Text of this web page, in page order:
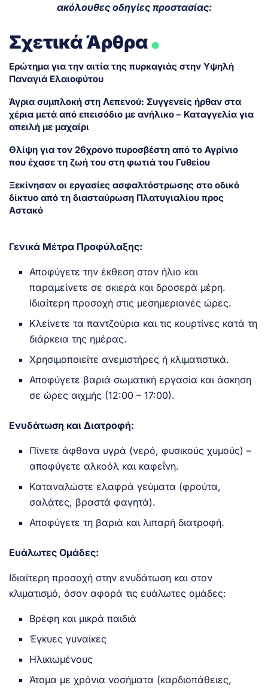
ακόλουθες οδηγίες προστασίας:
Σχετικά Άρθρα.
Ερώτημα για την αιτία της πυρκαγιάς στην Υψηλή
Παναγιά Ελαιοφύτου
Άγρια συμπλοκή στη Λεπενού: Συγγενείς ήρθαν στα
χέρια μετά από επεισόδιο με ανήλικο – Καταγγελία για
απειλή με μαχαίρι
Θλίψη για τον 26χρονο πυροσβέστη από το Αγρίνιο
που έχασε τη ζωή του στη φωτιά του Γυθείου
Ξεκίνησαν οι εργασίες ασφαλτόστρωσης στο οδικό
δίκτυο από τη διασταύρωση Πλατυγιαλίου προς
Αστακό
Γενικά Μέτρα Προφύλαξης:
Αποφύγετε την έκθεση στον ήλιο και
παραμείνετε σε σκιερά και δροσερά μέρη.
Ιδιαίτερη προσοχή στις μεσημεριανές ώρες.
Κλείνετε τα παντζούρια και τις κουρτίνες κατά τη
διάρκεια της ημέρας.
Χρησιμοποιείτε ανεμιστήρες ή κλιματιστικά.
Αποφύγετε βαριά σωματική εργασία και άσκηση
σε ώρες αιχμής (12:00 – 17:00).
Ενυδάτωση και Διατροφή:
Πίνετε άφθονα υγρά (νερό, φυσικούς χυμούς) –
αποφύγετε αλκοόλ και καφεΐνη.
Καταναλώστε ελαφρά γεύματα (φρούτα,
σαλάτες, βραστά φαγητά).
Αποφύγετε τη βαριά και λιπαρή διατροφή.
Ευάλωτες Ομάδες:
Ιδιαίτερη προσοχή στην ενυδάτωση και στον
κλιματισμό, όσον αφορά τις ευάλωτες ομάδες:
Βρέφη και μικρά παιδιά
Έγκυες γυναίκες
Ηλικιωμένους
Άτομα με χρόνια νοσήματα (καρδιοπάθειες,